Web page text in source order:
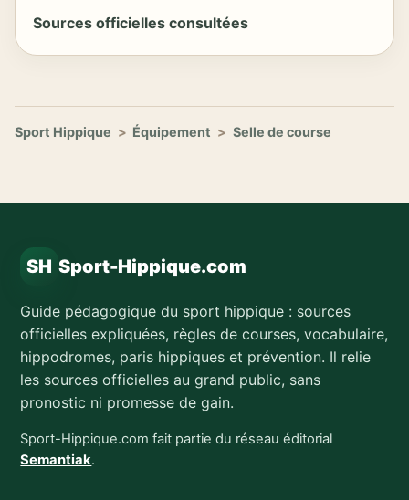
Sources officielles consultées
Sport Hippique > Équipement > Selle de course
SH Sport-Hippique.com
Guide pédagogique du sport hippique : sources
officielles expliquées, règles de courses, vocabulaire,
hippodromes, paris hippiques et prévention. Il relie
les sources officielles au grand public, sans
pronostic ni promesse de gain.
Sport-Hippique.com fait partie du réseau éditorial
Semantiak.